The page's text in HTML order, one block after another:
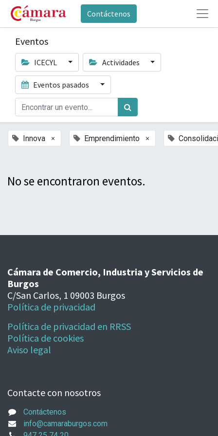
Contáctenos
Eventos
ICECYL Actividades
Eventos pasados
Innova × Emprendimiento ×
No se encontraron eventos.
Cámara de Comercio, Industria y Servicios de
Burgos
C/San Carlos, 1 09003 Burgos
Política de privacidad
Política de privacidad en RRSS
Política de cookies
Aviso legal
Contacte con nosotros
Contáctenos
info@camaraburgos.com